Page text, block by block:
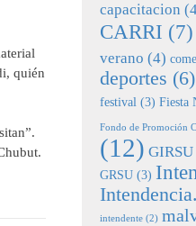
quién
capacitacion
CARRI (7)
verano (4)
deportes (6)
festival (3) Fiesta
Fondo de Promoción
(12) GIRSU
GRSU (3)
intendente (2)